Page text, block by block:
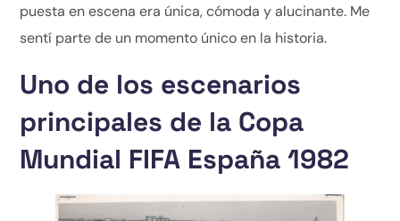
puesta en escena era única, cómoda y alucinante. Me
sentí parte de un momento único en la historia.
Uno de los escenarios
principales de la Copa
Mundial FIFA España 1982